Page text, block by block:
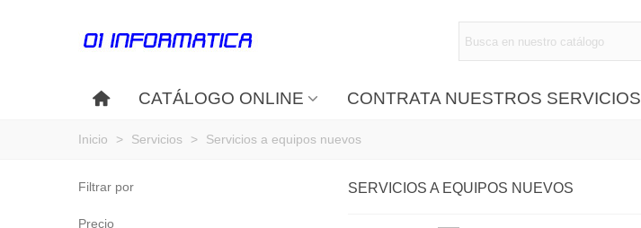
CATÁLOGO ONLINE CONTRATA NUESTROS SERVICIOS
Inicio > Servicios > Servicios a equipos nuevos
Filtrar por
Precio
SERVICIOS A EQUIPOS NUEVOS